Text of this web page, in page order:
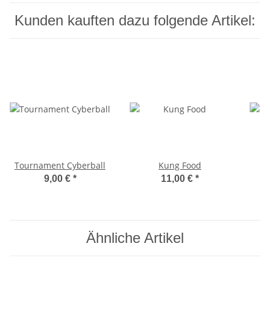
Kunden kauften dazu folgende Artikel:
Tournament Cyberball
9,00 € *
Kung Food
11,00 € *
Ähnliche Artikel